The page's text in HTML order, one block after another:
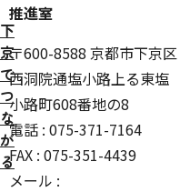
下
京
で
つ
な
が
る
推進室
〒600-8588 京都市下京区
西洞院通塩小路上る東塩
小路町608番地の8
電話 : 075-371-7164
FAX : 075-351-4439
メール :